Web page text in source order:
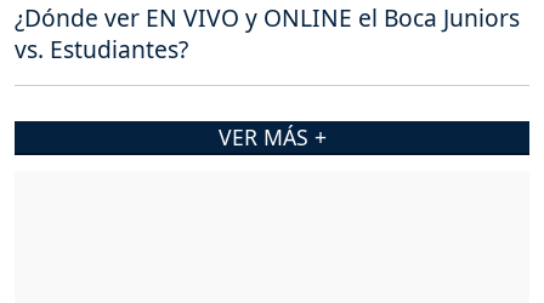
¿Dónde ver EN VIVO y ONLINE el Boca Juniors
vs. Estudiantes?
VER MÁS +